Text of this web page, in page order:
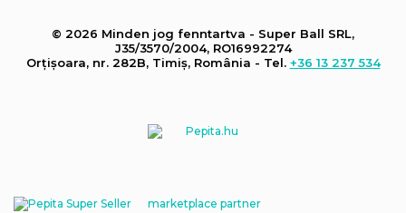
© 2026 Minden jog fenntartva - Super Ball SRL,
J35/3570/2004, RO16992274
Orțișoara, nr. 282B, Timiș, România - Tel. +36 13 237 534
marketplace partner